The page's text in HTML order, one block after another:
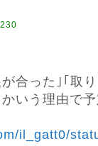
合った｣｢取
いう理由で
il_gatt0/